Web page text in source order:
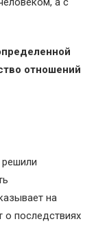
отношений
решили
на
о последствиях